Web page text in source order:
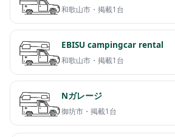
和歌山市・ 掲載1台
EBISU campingcar rental
和歌山市・ 掲載1台
Nガレージ
御坊市・ 掲載1台